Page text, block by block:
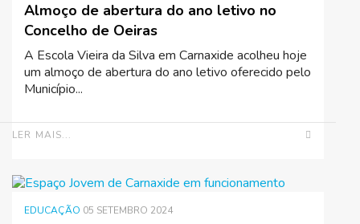
Almoço de abertura do ano letivo no
Concelho de Oeiras
A Escola Vieira da Silva em Carnaxide acolheu hoje
um almoço de abertura do ano letivo oferecido pelo
Município...
LER MAIS...
EDUCAÇÃO 05 SETEMBRO 2024